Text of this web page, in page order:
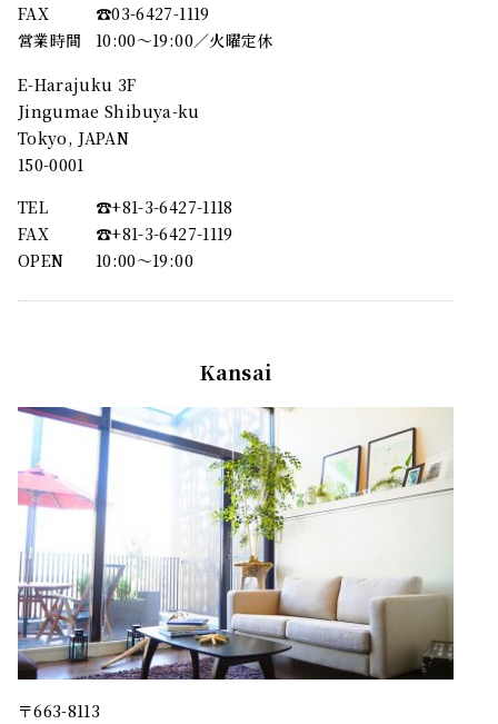
FAX
☎︎03-6427-1119
営業時間
10:00～19:00／火曜定休
E-Harajuku 3F
Jingumae Shibuya-ku
Tokyo, JAPAN
150-0001
TEL
☎︎+81-3-6427-1118
FAX
☎︎+81-3-6427-1119
OPEN
10:00〜19:00
Kansai
〒663-8113